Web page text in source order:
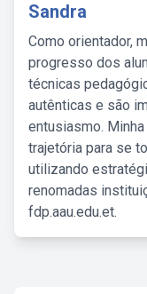
Sandra
Como orientador,
progresso dos
técnicas
autênticas e são
entusiasmo.
trajetória para se
utilizando
renomadas
fdp.aau.edu.et.